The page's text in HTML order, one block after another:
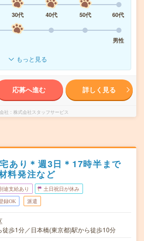
30代 40代 50代
60代
男性
もっと見る
応募へ進む 詳しく見る
社 株式会社スタッフサービス
あり＊週3日＊17時半まで
料発注など
途支給あり 土日祝日が休み
録OK 派遣
徒歩1分／日本橋(東京都)駅から徒歩10分